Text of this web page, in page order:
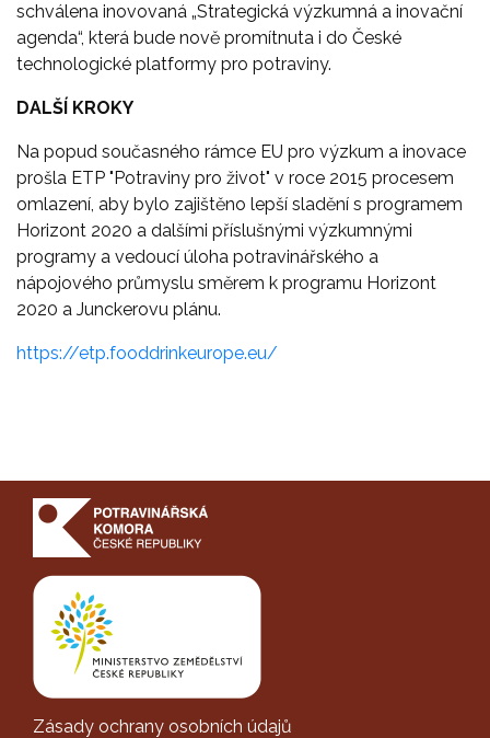
schválena inovovaná „Strategická výzkumná a inovační
agenda“, která bude nově promítnuta i do České
technologické platformy pro potraviny.
DALŠÍ KROKY
Na popud současného rámce EU pro výzkum a inovace
prošla ETP "Potraviny pro život" v roce 2015 procesem
omlazení, aby bylo zajištěno lepší sladění s programem
Horizont 2020 a dalšími příslušnými výzkumnými
programy a vedoucí úloha potravinářského a
nápojového průmyslu směrem k programu Horizont
2020 a Junckerovu plánu.
https://etp.fooddrinkeurope.eu/
Zásady ochrany osobních údajů